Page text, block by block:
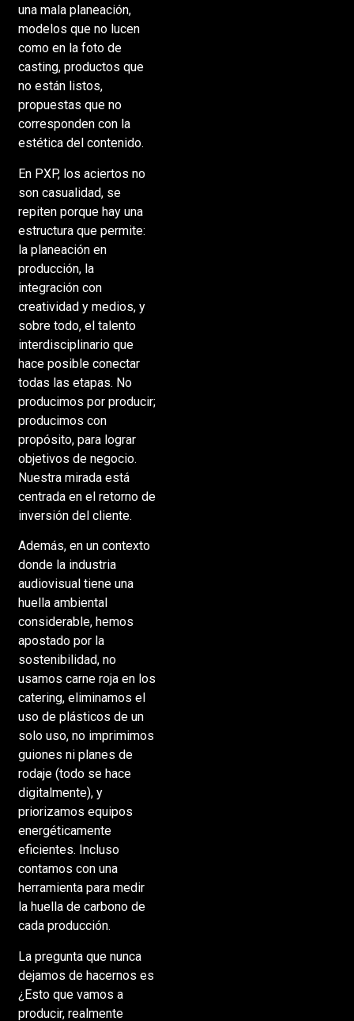
una mala planeación,
modelos que no lucen
como en la foto de
casting, productos que
no están listos,
propuestas que no
corresponden con la
estética del contenido.
En PXP, los aciertos no
son casualidad, se
repiten porque hay una
estructura que permite:
la planeación en
producción, la
integración con
creatividad y medios, y
sobre todo, el talento
interdisciplinario que
hace posible conectar
todas las etapas. No
producimos por producir;
producimos con
propósito, para lograr
objetivos de negocio.
Nuestra mirada está
centrada en el retorno de
inversión del cliente.
Además, en un contexto
donde la industria
audiovisual tiene una
huella ambiental
considerable, hemos
apostado por la
sostenibilidad, no
usamos carne roja en los
catering, eliminamos el
uso de plásticos de un
solo uso, no imprimimos
guiones ni planes de
rodaje (todo se hace
digitalmente), y
priorizamos equipos
energéticamente
eficientes. Incluso
contamos con una
herramienta para medir
la huella de carbono de
cada producción.
La pregunta que nunca
dejamos de hacernos es
¿Esto que vamos a
producir, realmente